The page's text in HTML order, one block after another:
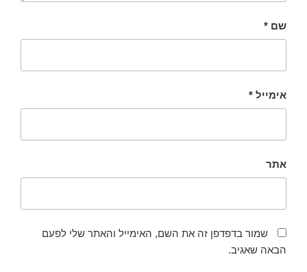
שם *
אימייל *
אתר
שמור בדפדפן זה את השם, האימייל והאתר שלי לפעם
הבאה שאגיב.